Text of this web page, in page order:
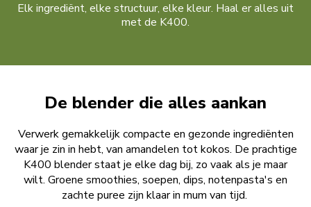
Elk ingrediënt, elke structuur, elke kleur. Haal er alles uit
met de K400.
De blender die alles aankan
Verwerk gemakkelijk compacte en gezonde ingrediënten
waar je zin in hebt, van amandelen tot kokos. De prachtige
K400 blender staat je elke dag bij, zo vaak als je maar
wilt. Groene smoothies, soepen, dips, notenpasta's en
zachte puree zijn klaar in mum van tijd.